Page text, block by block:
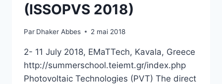
(ISSOPVS 2018)
Par Dhaker Abbes 2 mai 2018
2- 11 July 2018, EMaTTech, Kavala, Greece
http://summerschool.teiemt.gr/index.php
Photovoltaic Technologies (PVT) The direct